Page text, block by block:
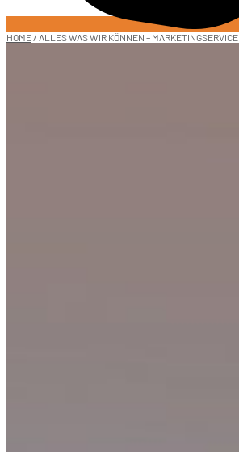
HOME / ALLES WAS WIR KÖNNEN – MARKETINGSERVICE